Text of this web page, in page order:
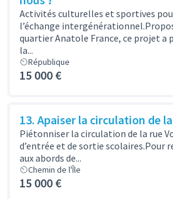
Activités culturelles et sportives
l’échange
quartier Anatole France, ce projet
la...
République
15 000 €
13. Apaiser la circulation de
Piétonniser la circulation de la rue
d’entrée et de sortie scolaires.Pour
aux abords de...
Chemin de l'Île
15 000 €